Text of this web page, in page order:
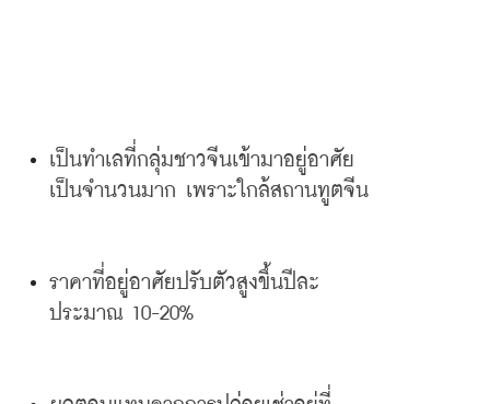
เป็นทำเลที่กลุ่มชาวจีนเข้ามาอยู่อาศัย
เป็นจำนวนมาก เพราะใกล้สถานทูตจีน
ราคาที่อยู่อาศัยปรับตัวสูงขึ้นปีละ
ประมาณ 10-20%